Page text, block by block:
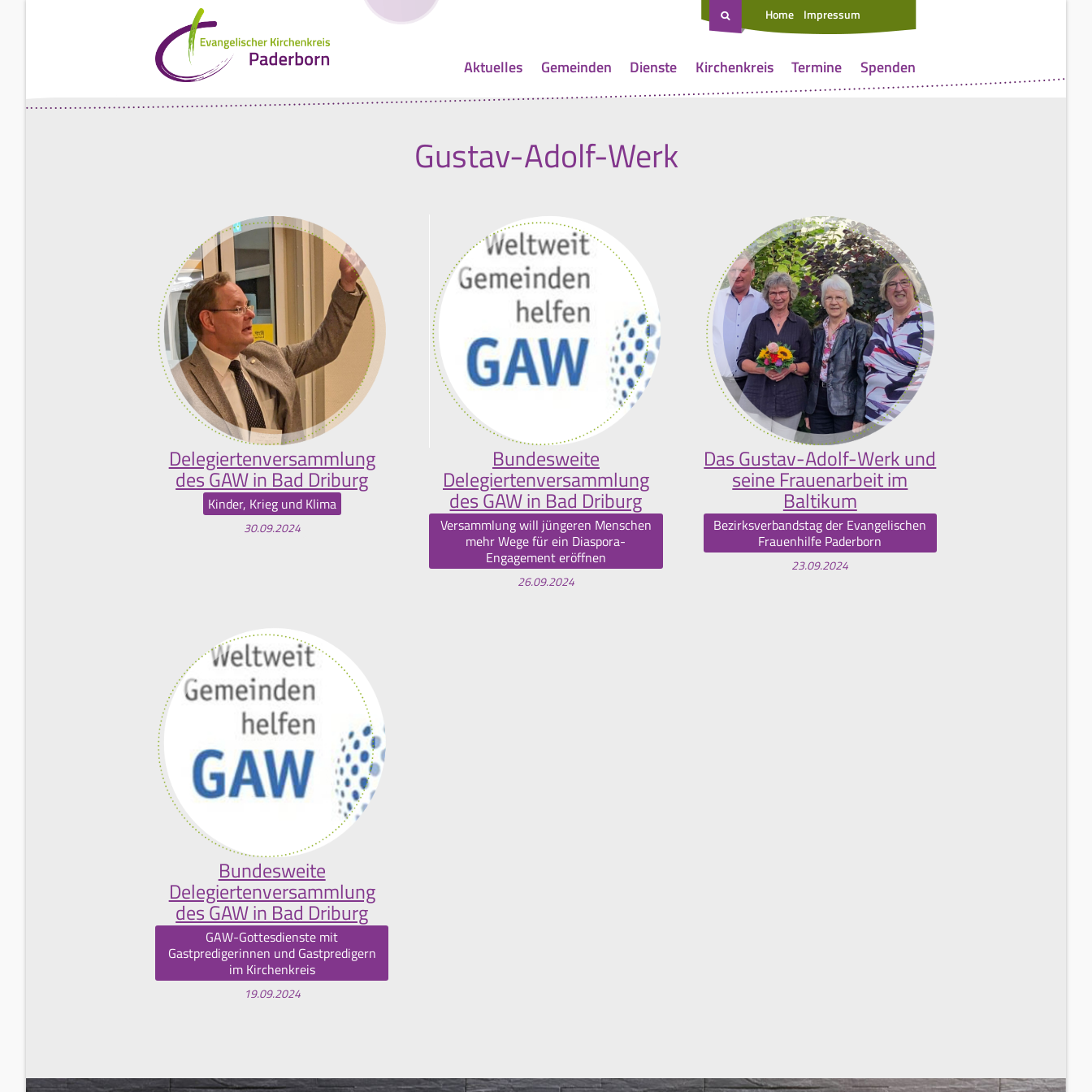
Home Impressum
Aktuelles Gemeinden Dienste Kirchenkreis Termine Spenden
Gustav-Adolf-Werk
Delegiertenversammlung
des GAW in Bad Driburg
Kinder, Krieg und Klima
30.09.2024
Bundesweite
Delegiertenversammlung
des GAW in Bad Driburg
Versammlung will jüngeren Menschen
mehr Wege für ein Diaspora-
Engagement eröffnen
26.09.2024
Das Gustav-Adolf-Werk und
seine Frauenarbeit im
Baltikum
Bezirksverbandstag der Evangelischen
Frauenhilfe Paderborn
23.09.2024
Bundesweite
Delegiertenversammlung
des GAW in Bad Driburg
GAW-Gottesdienste mit
Gastpredigerinnen und Gastpredigern
im Kirchenkreis
19.09.2024